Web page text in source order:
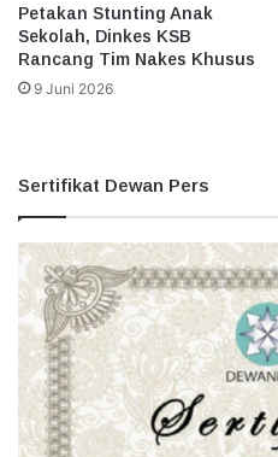
Petakan Stunting Anak
Sekolah, Dinkes KSB
Rancang Tim Nakes Khusus
9 Juni 2026
Sertifikat Dewan Pers